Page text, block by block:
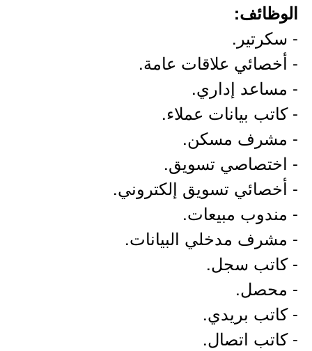
الوظائف:
- سكرتير.
- أخصائي علاقات عامة.
- مساعد إداري.
- كاتب بيانات عملاء.
- مشرف مسكن.
- اختصاصي تسويق.
- أخصائي تسويق إلكتروني.
- مندوب مبيعات.
- مشرف مدخلي البيانات.
- كاتب سجل.
- محصل.
- كاتب بريدي.
- كاتب اتصال.